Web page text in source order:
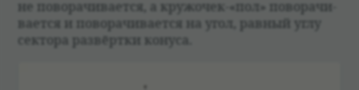
не пово­ра­чи­ва­ется, а кружо­чек-«пол» пово­ра­чи­
ва­ется и пово­ра­чи­ва­ется на угол, рав­ный углу
сек­тора раз­вёртки конуса.